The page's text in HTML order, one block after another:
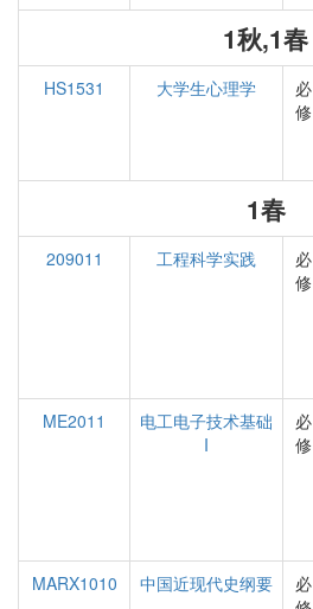
1秋,1春
HS1531 大学生心理学
必
修
1春
209011 工程科学实践
必
修
ME2011
电工电子技术基础
I
必
修
MARX1010
中国近现代史纲要
必